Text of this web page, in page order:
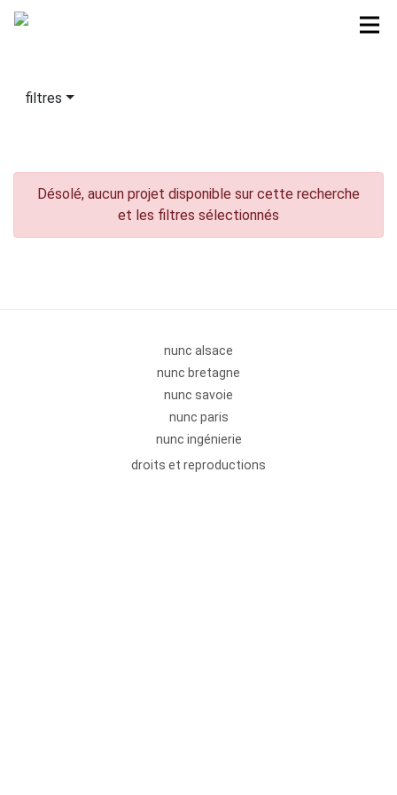
filtres
Désolé, aucun projet disponible sur cette recherche
et les filtres sélectionnés
nunc alsace
nunc bretagne
nunc savoie
nunc paris
nunc ingénierie
droits et reproductions